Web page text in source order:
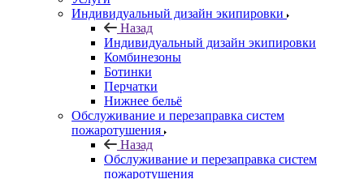
Индивидуальный дизайн экипировки
Назад
Индивидуальный дизайн экипировки
Комбинезоны
Ботинки
Перчатки
Нижнее бельё
Обслуживание и перезаправка систем
пожаротушения
Назад
Обслуживание и перезаправка систем
пожаротушения